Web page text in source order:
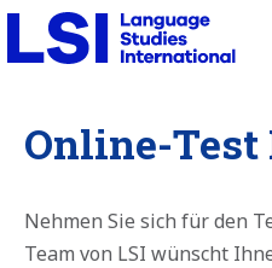
Online-
Nehmen Sie sich für den
Team von LSI wünscht